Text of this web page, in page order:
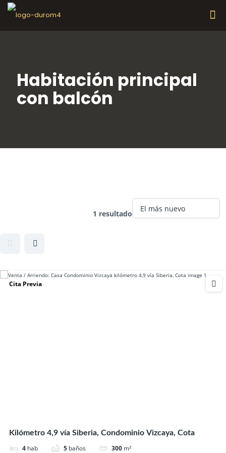
Habitación principal
con balcón
1 resultado
Cita Previa
Kilómetro 4,9 vía Siberia, Condominio Vizcaya, Cota
4 hab 5 baños 300 m²